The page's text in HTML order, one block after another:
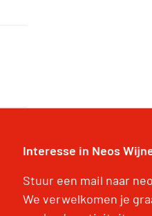
Interesse in Neos
Stuur een mail naar
We verwelkomen je